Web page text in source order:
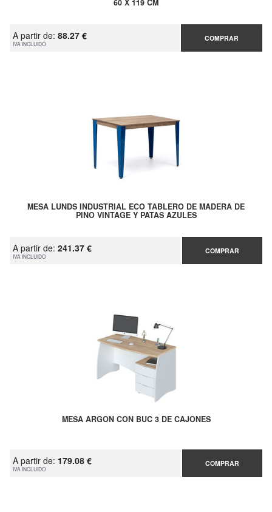
60 X 119 CM
A partir de: 88.27 €
IVA INCLUIDO
COMPRAR
MESA LUNDS INDUSTRIAL ECO TABLERO DE MADERA DE
PINO VINTAGE Y PATAS AZULES
A partir de: 241.37 €
IVA INCLUIDO
COMPRAR
MESA ARGON CON BUC 3 DE CAJONES
A partir de: 179.08 €
IVA INCLUIDO
COMPRAR